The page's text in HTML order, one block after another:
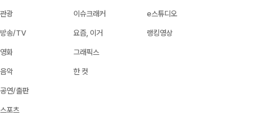
관광
방송/TV
영화
음악
공연/출판
스포츠
이슈크래커
요즘, 이거
그래픽스
한 컷
e스튜디오
랭킹영상